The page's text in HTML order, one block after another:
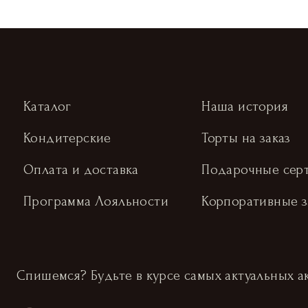
Каталог
Кондитерские
Оплата и доставка
Программа Лояльности
Наша история
Торты на заказ
Подарочные
Корпоративные
Спишемся? Будьте в курсе самых актуальных